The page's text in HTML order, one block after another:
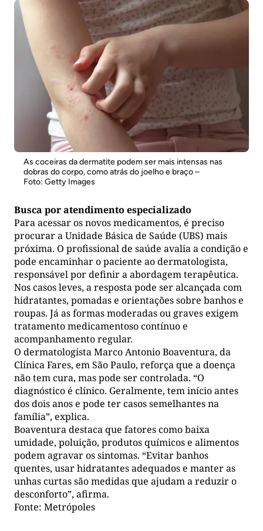
As coceiras da dermatite podem ser mais intensas nas
dobras do corpo, como atrás do joelho e braço –
Foto: Getty Images
Busca por atendimento especializado
Para acessar os novos medicamentos, é preciso
procurar a Unidade Básica de Saúde (UBS) mais
próxima. O profissional de saúde avalia a condição e
pode encaminhar o paciente ao dermatologista,
responsável por definir a abordagem terapêutica.
Nos casos leves, a resposta pode ser alcançada com
hidratantes, pomadas e orientações sobre banhos e
roupas. Já as formas moderadas ou graves exigem
tratamento medicamentoso contínuo e
acompanhamento regular.
O dermatologista Marco Antonio Boaventura, da
Clínica Fares, em São Paulo, reforça que a doença
não tem cura, mas pode ser controlada. “O
diagnóstico é clínico. Geralmente, tem início antes
dos dois anos e pode ter casos semelhantes na
família”, explica.
Boaventura destaca que fatores como baixa
umidade, poluição, produtos químicos e alimentos
podem agravar os sintomas. “Evitar banhos
quentes, usar hidratantes adequados e manter as
unhas curtas são medidas que ajudam a reduzir o
desconforto”, afirma.
Fonte: Metrópoles